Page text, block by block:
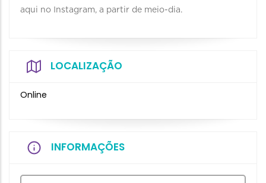
aqui no Instagram, a partir de meio-dia.
LOCALIZAÇÃO
Online
INFORMAÇÕES